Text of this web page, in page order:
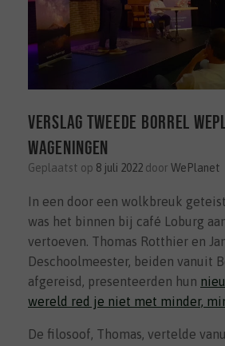
Verslag tweede borrel
Wageningen
Geplaatst op 8 juli 2022 door WePlanet
In een door een wolkbreuk
was het binnen bij café Loburg
vertoeven. Thomas Rotthier en
Deschoolmeester, beiden vanuit
afgereisd, presenteerden hun
wereld red je niet met minder,
De filosoof, Thomas, vertelde